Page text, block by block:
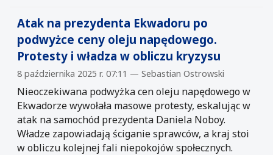
Atak na prezydenta Ekwadoru po
podwyżce ceny oleju napędowego.
Protesty i władza w obliczu kryzysu
8 października 2025 r. 07:11 — Sebastian Ostrowski
Nieoczekiwana podwyżka cen oleju napędowego w
Ekwadorze wywołała masowe protesty, eskalując w
atak na samochód prezydenta Daniela Noboy.
Władze zapowiadają ściganie sprawców, a kraj stoi
w obliczu kolejnej fali niepokojów społecznych.